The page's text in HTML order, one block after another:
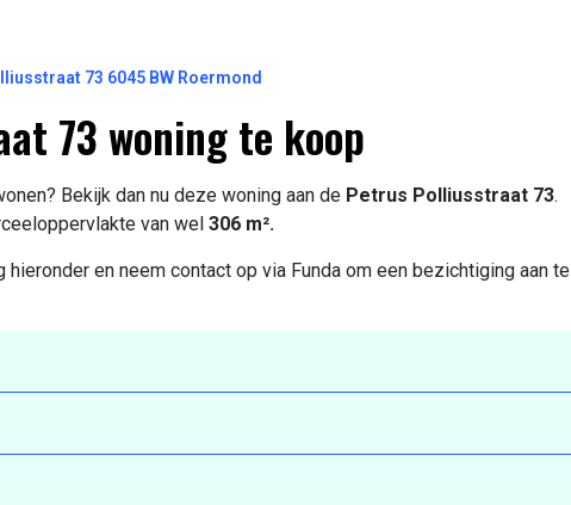
73 6045 BW Roermond
73 woning te koop
Bekijk dan nu deze woning aan de Petrus Polliusstraat 73.
van wel 306 m².
en neem contact op via Funda om een bezichtiging aan te